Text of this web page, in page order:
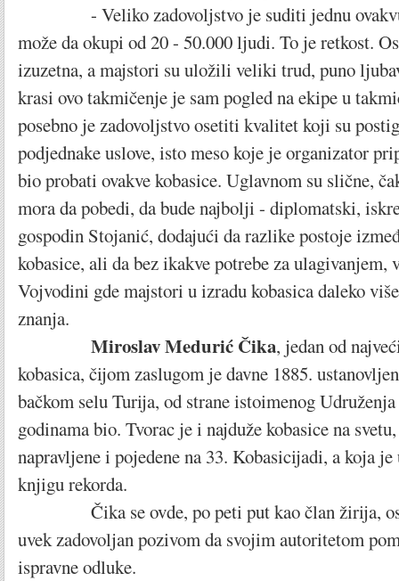
- Veliko zadovoljstvo je suditi jednu ovakvu
može da okupi od 20 - 50.000 ljudi. To je retkost.
izuzetna, a majstori su uložili veliki trud, puno
krasi ovo takmičenje je sam pogled na ekipe u
posebno je zadovoljstvo osetiti kvalitet koji su
podjednake uslove, isto meso koje je organizator
bio probati ovakve kobasice. Uglavnom su slične,
mora da pobedi, da bude najbolji - diplomatski,
gospodin Stojanić, dodajući da razlike postoje
kobasice, ali da bez ikakve potrebe za ulagivanjem,
Vojvodini gde majstori u izradu kobasica daleko
znanja.
Miroslav Medurić Čika, jedan od
kobasica, čijom zaslugom je davne 1885.
bačkom selu Turija, od strane istoimenog
godinama bio. Tvorac je i najduže kobasice na
napravljene i pojedene na 33. Kobasicijadi, a koja
knjigu rekorda.
Čika se ovde, po peti put kao član žirija,
uvek zadovoljan pozivom da svojim autoritetom
ispravne odluke.